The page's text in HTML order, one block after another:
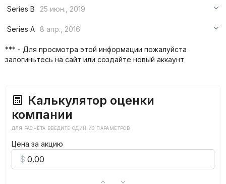
***
Series B
25 июн., 2019
***
Series A
8 апр., 2016
*** - Для просмотра этой информации пожалуйста
залогиньтесь на сайт или создайте новый аккаунт
Калькулятор оценки
компании
ДЛЯ РАСЧЕТА ВВЕДИТЕ ОДИН ИЗ ПАРАМЕТРОВ
Цена за акцию